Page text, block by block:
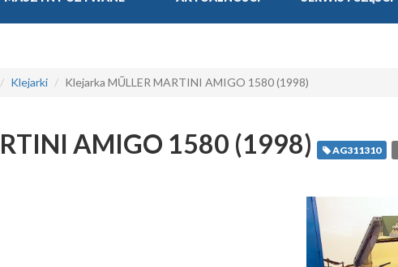
Klejarki Klejarka MŰLLER MARTINI AMIGO 1580 (1998)
AMIGO 1580 (1998) AG311310